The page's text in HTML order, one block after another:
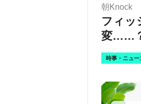
朝Knock
フィッ
変……
時事・ニュー